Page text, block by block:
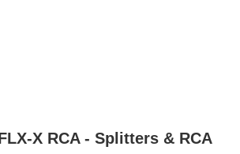
X RCA - Splitters & RCA